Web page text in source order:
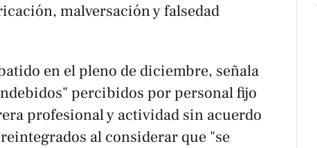
malversación y falsedad
en el pleno de diciembre, señala
percibidos por personal fijo
profesional y actividad sin acuerdo
al considerar que "se